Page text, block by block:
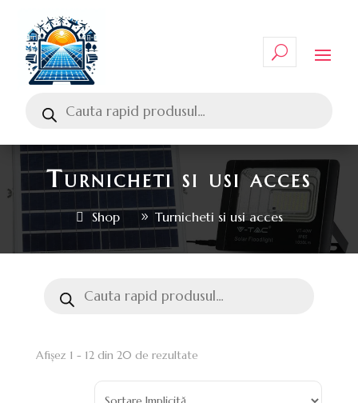
Turnicheti si usi acces
Shop Turnicheti si usi acces
Afișez 1 - 12 din 20 de rezultate